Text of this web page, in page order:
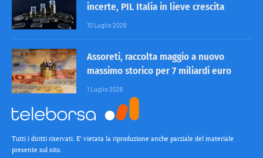
incerte, PIL Italia in lieve crescita
10 Luglio 2026
Assoreti, raccolta maggio a nuovo
massimo storico per 7 miliardi euro
1 Luglio 2026
Tutti i diritti riservati. E’ vietata la riproduzione anche parziale del materiale
presente sul sito.